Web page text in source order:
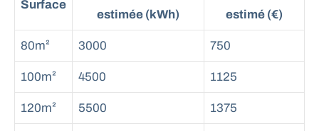
Surface
estimée (kWh)
estimé (€)
80m² 3000 750
100m² 4500 1125
120m² 5500 1375